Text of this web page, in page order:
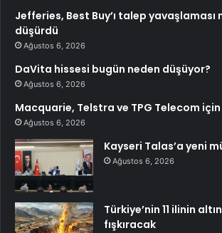
Jefferies, Best Buy’ı talep yavaşlaması
düşürdü
Ağustos 6, 2026
DaVita hissesi bugün neden düşüyor?
Ağustos 6, 2026
Macquarie, Telstra ve TPG Telecom
Ağustos 6, 2026
Kayseri Talas’a yeni
Ağustos 6, 2026
Türkiye’nin 11 ilinin
fışkıracak